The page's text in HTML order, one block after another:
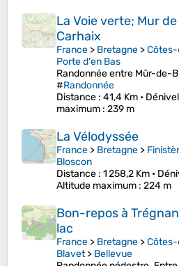
La Voie verte; Mur
Carhaix
France > Bretagne >
Porte d'en Bas
Randonnée entre Mûr-de-
#Randonnée
Distance : 41,4 Km •
maximum : 239 m
La Vélodyssée
France > Bretagne >
Bloscon
Distance : 1 258,2 Km •
Altitude maximum : 224 m
Bon-repos à
lac
France > Bretagne >
Blavet> Bellevue